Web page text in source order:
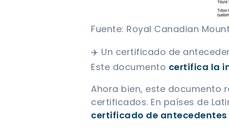
Fuente: Royal Canadian
✈️ Un certificado de
Este documento certifica la
Ahora bien, este documento
certificados. En países de
certificado de antecedentes